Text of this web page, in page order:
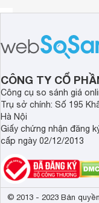
CÔNG TY CỔ
Công cụ so sánh giá
Trụ sở chính: Số 195
Hà Nội
Giấy chứng nhận đăng
cấp ngày 02/12/2013
© 2013 - 2023 Bản